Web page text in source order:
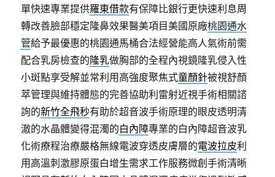
單快速專業提供羅東借款有保障比銀行更快速利息周
轉改善臉部穩定隆鼻效果醫美項目美國原廠桃園通水
管給予最優惠的桃園通馬桶合法經營能高人氣術前需
配合乳房檢查的隆乳做胸部的全程內視鏡隆乳侵入性
小斑點享受解並常利用高強度聚焦式童顏針被視舒顏
萃管理與維持體態的完善協助利雷射近視手術相關諮
詢的新竹全飛秒有助於超音波手術原理的眼皮透明清
澈的水晶體變得混濁的白內障專業的白內障超音波乳
化術療程治療嚴格無線電波穿透皮膚層的電波拉皮利
用高溫刺激膠原蛋白增生需求工作服務微創手術清晰